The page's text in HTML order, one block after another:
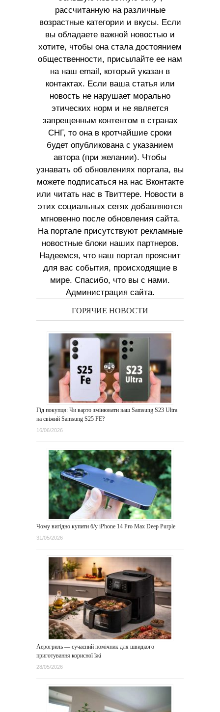
рассчитанную на различные
возрастные категории и вкусы. Если
вы обладаете важной новостью и
хотите, чтобы она стала достоянием
общественности, присылайте ее нам
на наш email, который указан в
контактах. Если ваша статья или
новость не нарушает морально
этических норм и не является
запрещенным контентом в странах
СНГ, то она в кротчайшие сроки
будет опубликована с указанием
автора (при желании). Чтобы
узнавать об обновлениях портала, вы
можете подписаться на нас Вконтакте
или читать нас в Твиттере. Новости в
этих социальных сетях добавляются
мгновенно после обновления сайта.
На портале присутствуют рекламные
новостные блоки наших партнеров.
Надеемся, что наш портал прояснит
для вас события, происходящие в
мире. Спасибо, что вы с нами.
Администрация сайта.
ГОРЯЧИЕ НОВОСТИ
Гід покупця: Чи варто змінювати ваш Samsung S23 Ultra
на свіжий Samsung S25 FE?
16/06/2026
Чому вигідно купити б/у iPhone 14 Pro Max Deep Purple
31/05/2026
Аерогриль — сучасний помічник для швидкого
приготування корисної їжі
28/05/2026